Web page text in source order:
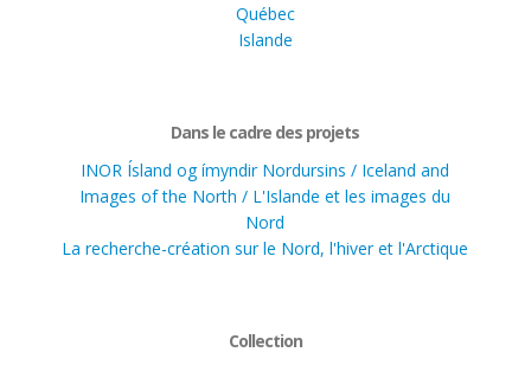
Québec
Islande
Dans le cadre des projets
INOR Ísland og ímyndir Nordursins / Iceland and
Images of the North / L'Islande et les images du
Nord
La recherche-création sur le Nord, l'hiver et l'Arctique
Collection